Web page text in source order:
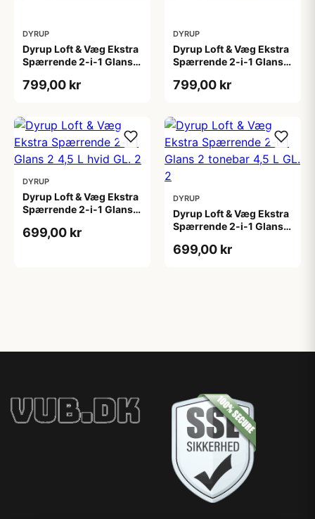
DYRUP
Dyrup Loft & Væg Ekstra
Spærrende 2-i-1 Glans
799,00 kr
DYRUP
Dyrup Loft & Væg Ekstra
Spærrende 2-i-1 Glans
799,00 kr
DYRUP
Dyrup Loft & Væg Ekstra
Spærrende 2-i-1 Glans 2
699,00 kr
DYRUP
Dyrup Loft & Væg Ekstra
Spærrende 2-i-1 Glans 2
699,00 kr